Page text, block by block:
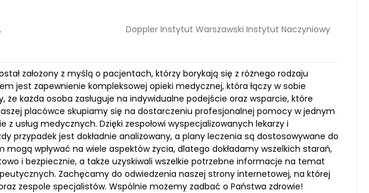
Doppler Instytut Warszawski Instytut Naczyniowy
założony z myślą o pacjentach, którzy borykają się z różnego rodzaju
jest zapewnienie kompleksowej opieki medycznej, która łączy w sobie
każda osoba zasługuje na indywidualne podejście oraz wsparcie, które
placówce skupiamy się na dostarczeniu profesjonalnej pomocy w jednym
usług medycznych. Dzięki zespołowi wyspecjalizowanych lekarzy i
przypadek jest dokładnie analizowany, a plany leczenia są dostosowywane do
wpływać na wiele aspektów życia, dlatego dokładamy wszelkich starań,
i bezpiecznie, a także uzyskiwali wszelkie potrzebne informacje na temat
Zachęcamy do odwiedzenia naszej strony internetowej, na której
zespole specjalistów. Wspólnie możemy zadbać o Państwa zdrowie!